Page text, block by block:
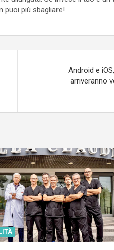
puoi più sbagliare!
Android e
arriveranno